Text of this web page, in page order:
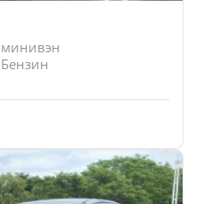
минивэн
Бензин